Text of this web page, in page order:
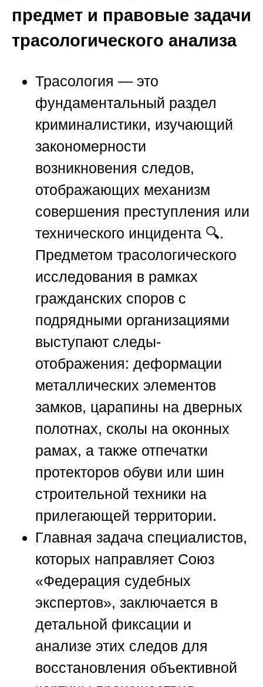
предмет и правовые задачи
трасологического анализа
Трасология — это
фундаментальный раздел
криминалистики, изучающий
закономерности
возникновения следов,
отображающих механизм
совершения преступления или
технического инцидента 🔍.
Предметом трасологического
исследования в рамках
гражданских споров с
подрядными организациями
выступают следы-
отображения: деформации
металлических элементов
замков, царапины на дверных
полотнах, сколы на оконных
рамах, а также отпечатки
протекторов обуви или шин
строительной техники на
прилегающей территории.
Главная задача специалистов,
которых направляет Союз
«Федерация судебных
экспертов», заключается в
детальной фиксации и
анализе этих следов для
восстановления объективной